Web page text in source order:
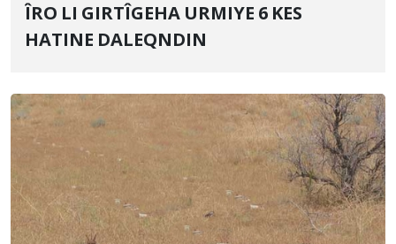
ÎRO LI GIRTÎGEHA URMIYE 6 KES
HATINE DALEQNDIN